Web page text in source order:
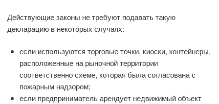
Действующие законы не требуют подавать такую
декларацию в некоторых случаях:
если используются торговые точки, киоски, контейнеры,
расположенные на рыночной территории
соответственно схеме, которая была согласована с
пожарным надзором;
если предприниматель арендует недвижимый объект